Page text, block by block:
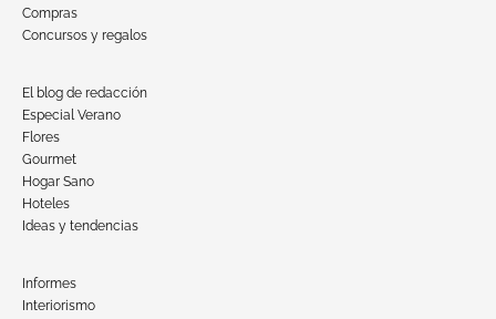
Compras
Concursos y regalos
El blog de redacción
Especial Verano
Flores
Gourmet
Hogar Sano
Hoteles
Ideas y tendencias
Informes
Interiorismo